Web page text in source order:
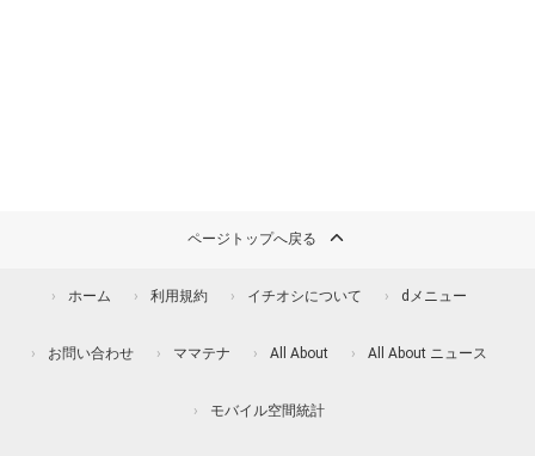
ページトップへ戻る
ホーム 利用規約 イチオシについて dメニュー
お問い合わせ ママテナ All About All About ニュース
モバイル空間統計